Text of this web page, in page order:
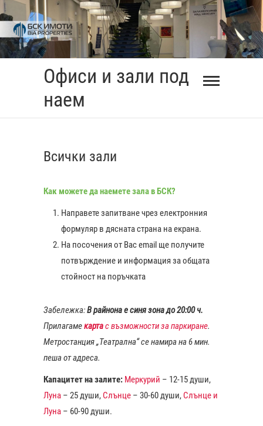
Skip
to
content
Офиси и зали под
наем
Всички зали
Как можете да наемете зала в БСК?
Направете запитване чрез електронния
формуляр в дясната страна на екрана.
На посочения от Вас еmail ще получите
потвърждение и информация за общата
стойност на поръчката
Забележка:В райнона е синя зона до 20:00 ч.
Прилагамекартас възможности за паркиране.
Метростанция „Театрална“ се намира на 6 мин.
пеша от адреса.
Капацитет на залите: Меркурий – 12-15 души,
Луна – 25 души, Слънце – 30-60 души, Слънце и
Луна – 60-90 души.
2:00
4:00